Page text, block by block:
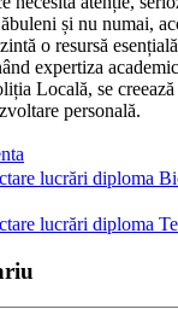
și nu numai,
o resursă
expertiza
Locală, se
personală.
lucrări diploma
lucrări diploma